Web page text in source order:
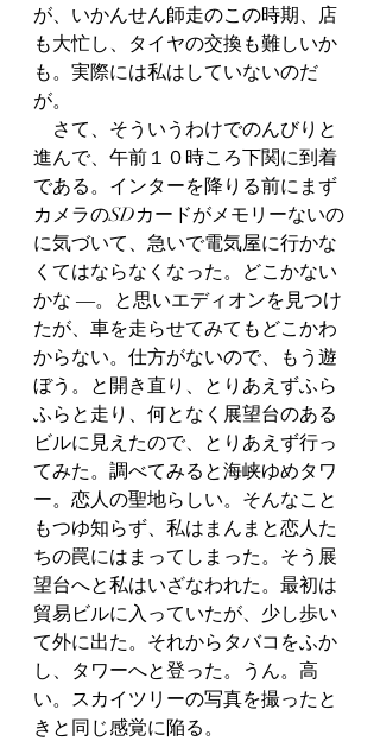
が、いかんせん師走のこの時期、店
も大忙し、タイヤの交換も難しいか
も。実際には私はしていないのだ
が。
さて、そういうわけでのんびりと
進んで、午前１０時ころ下関に到着
である。インターを降りる前にまず
カメラのSDカードがメモリーないの
に気づいて、急いで電気屋に行かな
くてはならなくなった。どこかない
かな ―。と思いエディオンを見つけ
たが、車を走らせてみてもどこかわ
からない。仕方がないので、もう遊
ぼう。と開き直り、とりあえずふら
ふらと走り、何となく展望台のある
ビルに見えたので、とりあえず行っ
てみた。調べてみると海峡ゆめタワ
ー。恋人の聖地らしい。そんなこと
もつゆ知らず、私はまんまと恋人た
ちの罠にはまってしまった。そう展
望台へと私はいざなわれた。最初は
貿易ビルに入っていたが、少し歩い
て外に出た。それからタバコをふか
し、タワーへと登った。うん。高
い。スカイツリーの写真を撮ったと
きと同じ感覚に陥る。